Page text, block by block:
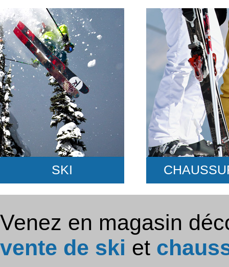
SKI
Venez en magasin
vente de ski et